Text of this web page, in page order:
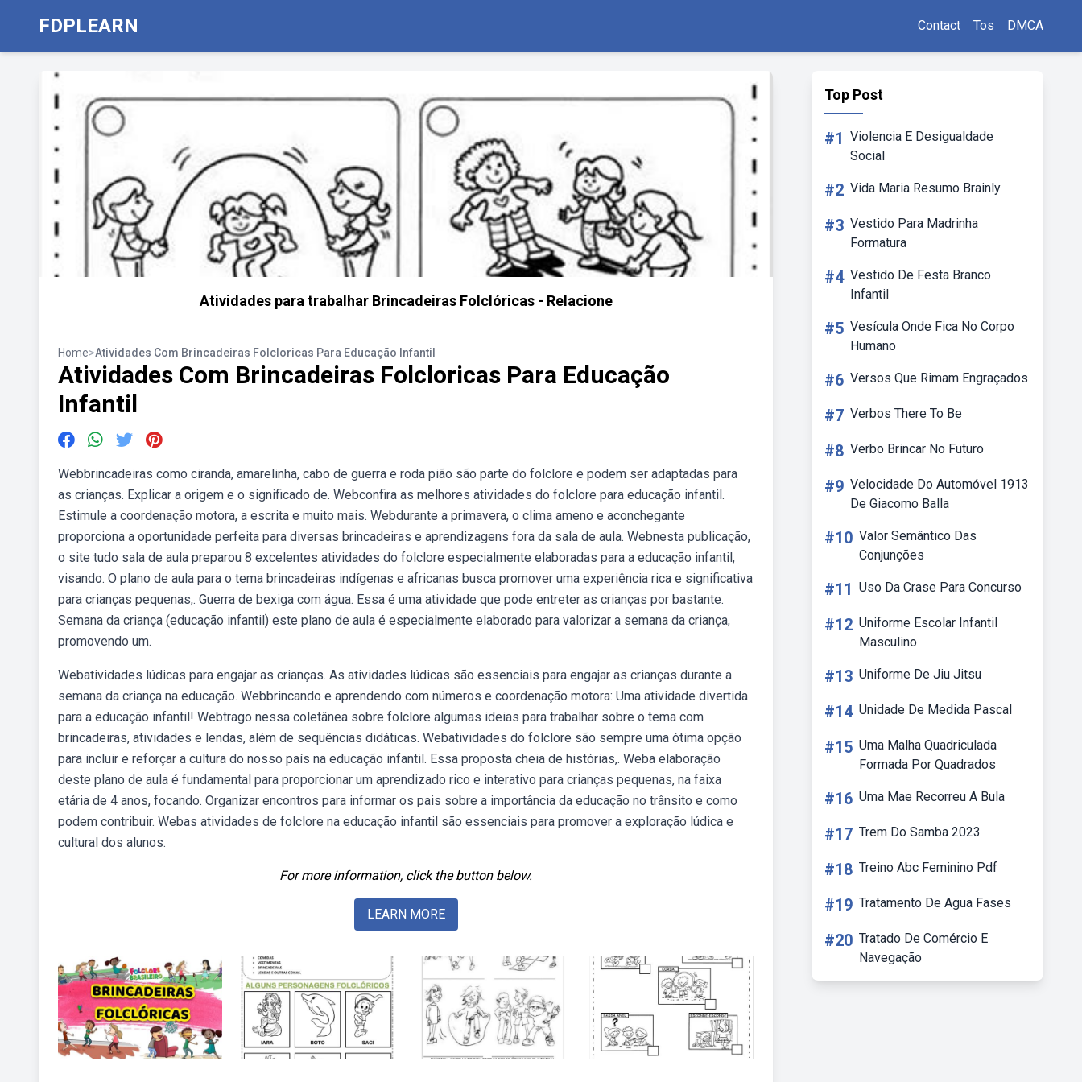
FDPLEARN Contact Tos DMCA
Atividades para trabalhar Brincadeiras Folclóricas - Relacione
Home>Atividades Com Brincadeiras Folcloricas Para Educação Infantil
Atividades Com Brincadeiras Folcloricas Para Educação
Infantil
Webbrincadeiras como ciranda, amarelinha, cabo de guerra e roda pião são parte do folclore e podem ser adaptadas para
as crianças. Explicar a origem e o significado de. Webconfira as melhores atividades do folclore para educação infantil.
Estimule a coordenação motora, a escrita e muito mais. Webdurante a primavera, o clima ameno e aconchegante
proporciona a oportunidade perfeita para diversas brincadeiras e aprendizagens fora da sala de aula. Webnesta publicação,
o site tudo sala de aula preparou 8 excelentes atividades do folclore especialmente elaboradas para a educação infantil,
visando. O plano de aula para o tema brincadeiras indígenas e africanas busca promover uma experiência rica e significativa
para crianças pequenas,. Guerra de bexiga com água. Essa é uma atividade que pode entreter as crianças por bastante.
Semana da criança (educação infantil) este plano de aula é especialmente elaborado para valorizar a semana da criança,
promovendo um.
Webatividades lúdicas para engajar as crianças. As atividades lúdicas são essenciais para engajar as crianças durante a
semana da criança na educação. Webbrincando e aprendendo com números e coordenação motora: Uma atividade divertida
para a educação infantil! Webtrago nessa coletânea sobre folclore algumas ideias para trabalhar sobre o tema com
brincadeiras, atividades e lendas, além de sequências didáticas. Webatividades do folclore são sempre uma ótima opção
para incluir e reforçar a cultura do nosso país na educação infantil. Essa proposta cheia de histórias,. Weba elaboração
deste plano de aula é fundamental para proporcionar um aprendizado rico e interativo para crianças pequenas, na faixa
etária de 4 anos, focando. Organizar encontros para informar os pais sobre a importância da educação no trânsito e como
podem contribuir. Webas atividades de folclore na educação infantil são essenciais para promover a exploração lúdica e
cultural dos alunos.
For more information, click the button below.
LEARN MORE
Top Post
#1 Violencia E Desigualdade
Social
#2 Vida Maria Resumo Brainly
#3 Vestido Para Madrinha
Formatura
#4 Vestido De Festa Branco
Infantil
#5 Vesícula Onde Fica No Corpo
Humano
#6 Versos Que Rimam Engraçados
#7 Verbos There To Be
#8 Verbo Brincar No Futuro
#9 Velocidade Do Automóvel 1913
De Giacomo Balla
#10 Valor Semântico Das
Conjunções
#11 Uso Da Crase Para Concurso
#12 Uniforme Escolar Infantil
Masculino
#13 Uniforme De Jiu Jitsu
#14 Unidade De Medida Pascal
#15 Uma Malha Quadriculada
Formada Por Quadrados
#16 Uma Mae Recorreu A Bula
#17 Trem Do Samba 2023
#18 Treino Abc Feminino Pdf
#19 Tratamento De Agua Fases
#20 Tratado De Comércio E
Navegação